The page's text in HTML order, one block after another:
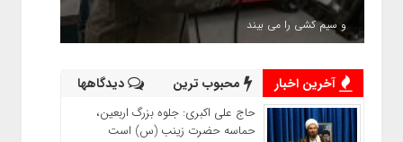
و سیم کشی را می بیند
آخرین اخبار محبوب ترین دیدگاهها
حاج‌ علی‌ اکبری: جلوه بزرگ اربعین،
حماسه حضرت زینب (س) است